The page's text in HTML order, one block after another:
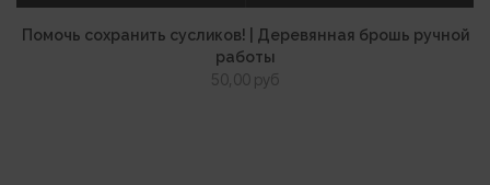
ПРОСМОТР
Помочь сохранить сусликов! | Деревянная брошь ручной
работы
50,00 руб